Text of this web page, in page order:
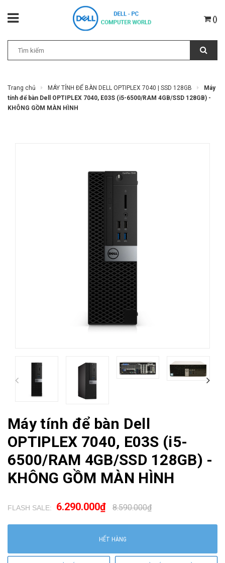
()
Trang chủ MÁY TÍNH ĐỂ BÀN DELL OPTIPLEX 7040 | SSD 128GB
Máy
tính để bàn Dell OPTIPLEX 7040, E03S (i5-6500/RAM 4GB/SSD 128GB) -
KHÔNG GỒM MÀN HÌNH
Máy tính để bàn Dell
OPTIPLEX 7040, E03S (i5-
6500/RAM 4GB/SSD 128GB) -
KHÔNG GỒM MÀN HÌNH
FLASH SALE: 6.290.000₫ 8.590.000₫
HẾT HÀNG